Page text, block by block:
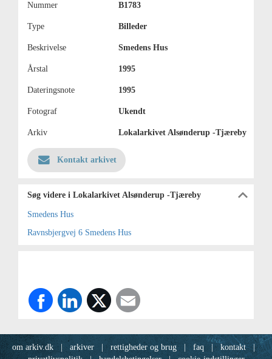
Nummer B1783
Type Billeder
Beskrivelse Smedens Hus
Årstal 1995
Dateringsnote 1995
Fotograf Ukendt
Arkiv Lokalarkivet Alsønderup -Tjæreby
Kontakt arkivet
Søg videre i Lokalarkivet Alsønderup -Tjæreby
Smedens Hus
Ravnsbjergvej 6 Smedens Hus
om arkiv.dk arkiver rettigheder og brug | faq | kontakt |